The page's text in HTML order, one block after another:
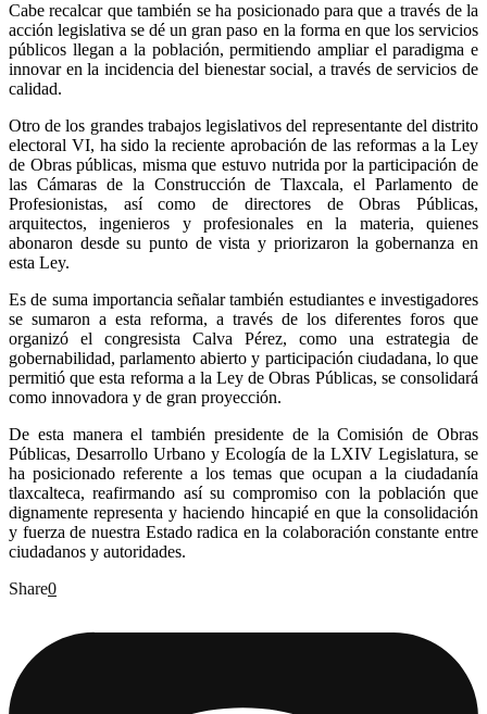
Cabe recalcar que también se ha posicionado para que a través de la
acción legislativa se dé un gran paso en la forma en que los servicios
públicos llegan a la población, permitiendo ampliar el paradigma e
innovar en la incidencia del bienestar social, a través de servicios de
calidad.
Otro de los grandes trabajos legislativos del representante del distrito
electoral VI, ha sido la reciente aprobación de las reformas a la Ley
de Obras públicas, misma que estuvo nutrida por la participación de
las Cámaras de la Construcción de Tlaxcala, el Parlamento de
Profesionistas, así como de directores de Obras Públicas,
arquitectos, ingenieros y profesionales en la materia, quienes
abonaron desde su punto de vista y priorizaron la gobernanza en
esta Ley.
Es de suma importancia señalar también estudiantes e investigadores
se sumaron a esta reforma, a través de los diferentes foros que
organizó el congresista Calva Pérez, como una estrategia de
gobernabilidad, parlamento abierto y participación ciudadana, lo que
permitió que esta reforma a la Ley de Obras Públicas, se consolidará
como innovadora y de gran proyección.
De esta manera el también presidente de la Comisión de Obras
Públicas, Desarrollo Urbano y Ecología de la LXIV Legislatura, se
ha posicionado referente a los temas que ocupan a la ciudadanía
tlaxcalteca, reafirmando así su compromiso con la población que
dignamente representa y haciendo hincapié en que la consolidación
y fuerza de nuestra Estado radica en la colaboración constante entre
ciudadanos y autoridades.
Share0